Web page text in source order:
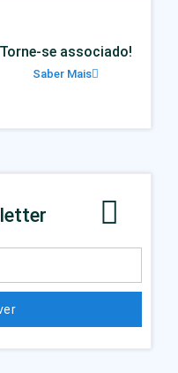
Torne-se associado!
Saber Mais